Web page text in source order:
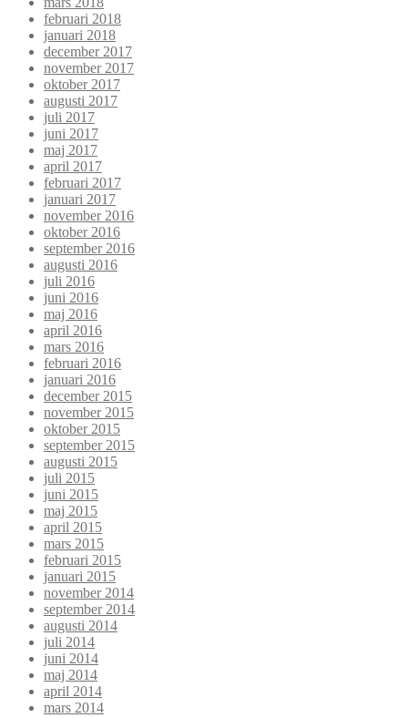
februari 2018
januari 2018
december 2017
november 2017
oktober 2017
augusti 2017
juli 2017
juni 2017
maj 2017
april 2017
februari 2017
januari 2017
november 2016
oktober 2016
september 2016
augusti 2016
juli 2016
juni 2016
maj 2016
april 2016
mars 2016
februari 2016
januari 2016
december 2015
november 2015
oktober 2015
september 2015
augusti 2015
juli 2015
juni 2015
maj 2015
april 2015
mars 2015
februari 2015
januari 2015
november 2014
september 2014
augusti 2014
juli 2014
juni 2014
maj 2014
april 2014
mars 2014